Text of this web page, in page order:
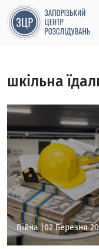
шкільна
Війна |02 Березня